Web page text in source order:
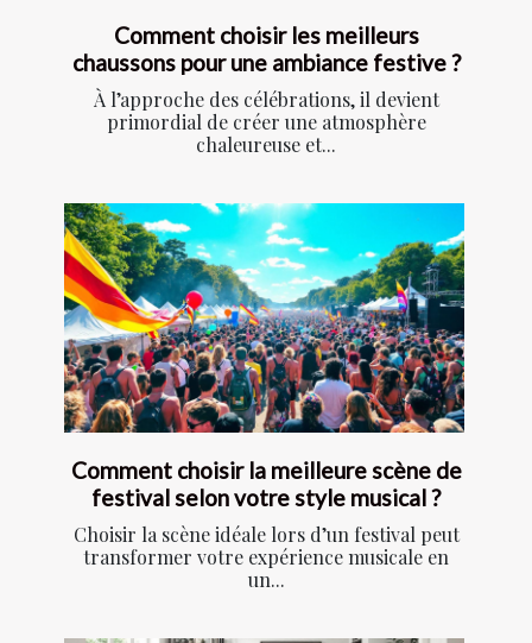
Comment choisir les meilleurs
chaussons pour une ambiance festive ?
À l’approche des célébrations, il devient
primordial de créer une atmosphère
chaleureuse et...
Comment choisir la meilleure scène de
festival selon votre style musical ?
Choisir la scène idéale lors d’un festival peut
transformer votre expérience musicale en
un...